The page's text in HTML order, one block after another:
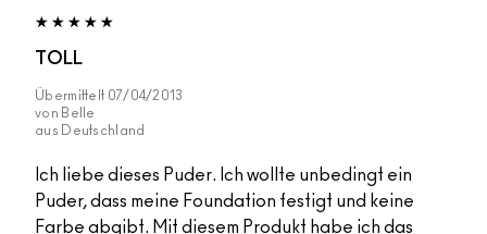
TOLL
Übermittelt 07/04/2013
von Belle
aus
Deutschland
Ich liebe dieses Puder. Ich wollte unbedingt ein
Puder, dass meine Foundation festigt und keine
Farbe abgibt. Mit diesem Produkt habe ich das